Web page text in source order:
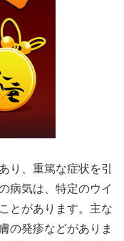
り、重篤な症状を引
病気は、特定のウイ
とがあります。主な
の発疹などがありま